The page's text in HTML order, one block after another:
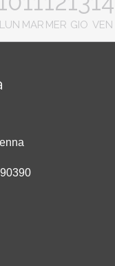
LUN MAR MER GIO VEN